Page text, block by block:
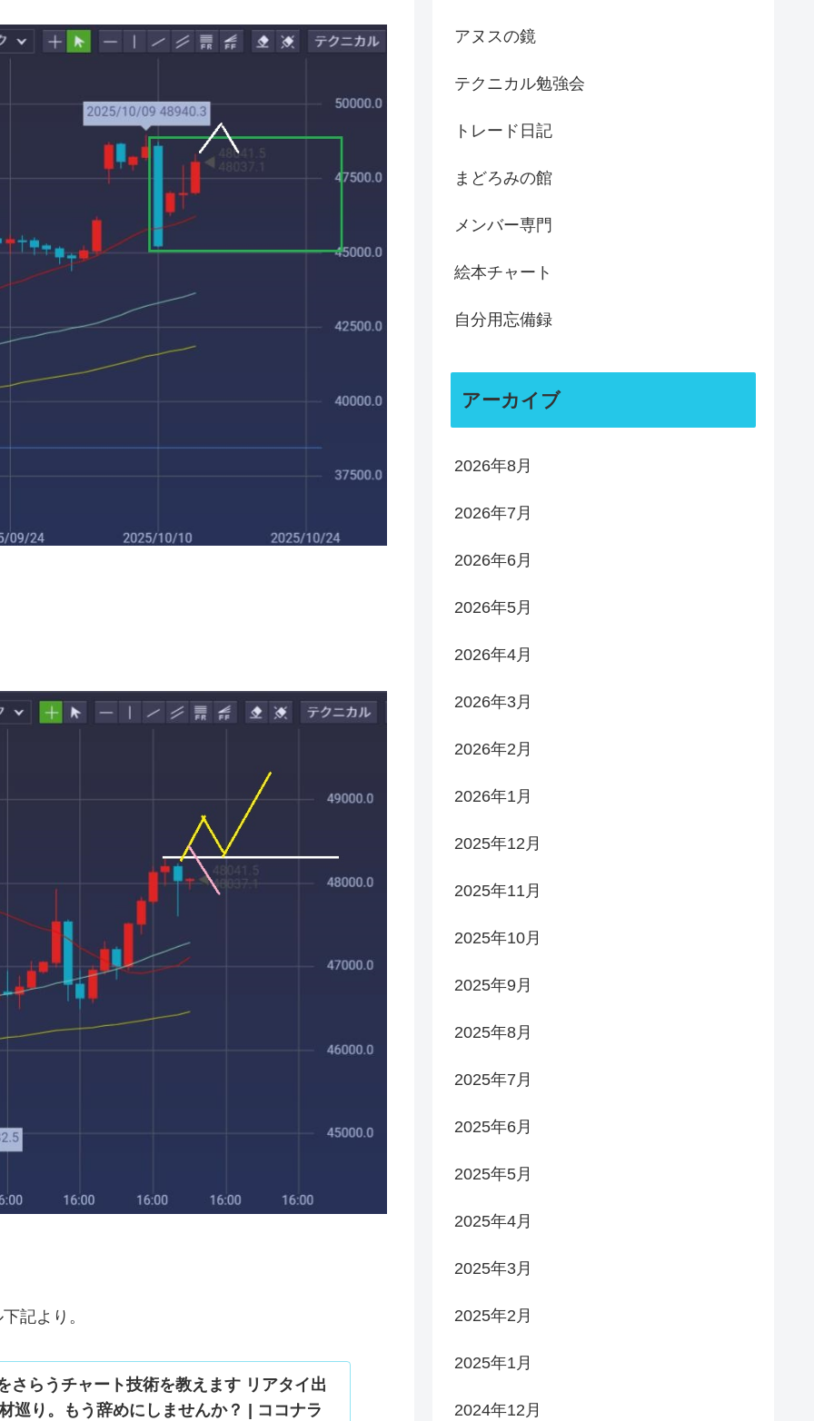
記より。
さらうチャート技術を教えます リアタイ出
巡り。もう辞めにしませんか？ | ココナラ
アヌスの鏡
テクニカル勉強会
トレード日記
まどろみの館
メンバー専門
絵本チャート
自分用忘備録
アーカイブ
2026年8月
2026年7月
2026年6月
2026年5月
2026年4月
2026年3月
2026年2月
2026年1月
2025年12月
2025年11月
2025年10月
2025年9月
2025年8月
2025年7月
2025年6月
2025年5月
2025年4月
2025年3月
2025年2月
2025年1月
2024年12月